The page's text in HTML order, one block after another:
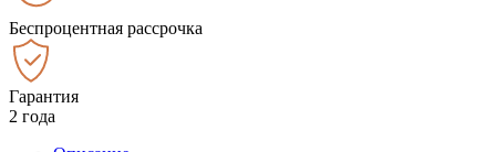
Беспроцентная рассрочка
Гарантия
2 года